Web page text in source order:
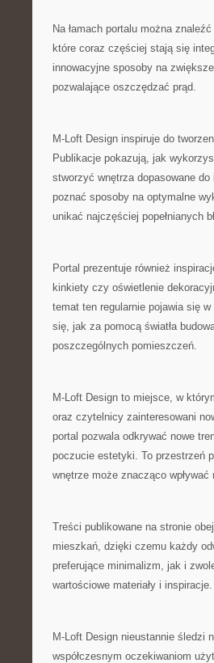
Na łamach portalu można
które coraz częściej stają się
innowacyjne sposoby na
pozwalające oszczędzać prąd.
M-Loft Design inspiruje do
Publikacje pokazują, jak
stworzyć wnętrza dopasowane
poznać sposoby na optymalne
unikać najczęściej popełnianych
Portal prezentuje również
kinkiety czy oświetlenie
temat ten regularnie pojawia się
się, jak za pomocą światła
poszczególnych pomieszczeń.
M-Loft Design to miejsce, w
oraz czytelnicy zainteresowani
portal pozwala odkrywać nowe
poczucie estetyki. To przestrzeń
wnętrze może znacząco
Treści publikowane na stronie
mieszkań, dzięki czemu każdy
preferujące minimalizm, jak i
wartościowe materiały i inspiracje.
M-Loft Design nieustannie śledzi
współczesnym oczekiwaniom